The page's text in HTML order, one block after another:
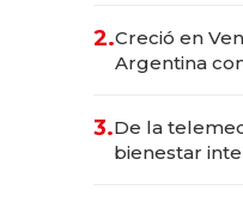
2.Creció en
Argentina
marcas "fast
3.De la
bienestar